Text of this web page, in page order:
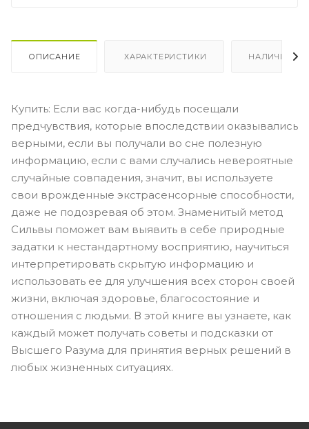
ОПИСАНИЕ ХАРАКТЕРИСТИКИ НАЛИЧИЕ
Купить: Если вас когда-нибудь посещали
предчувствия, которые впоследствии оказывались
верными, если вы получали во сне полезную
информацию, если с вами случались невероятные
случайные совпадения, значит, вы используете
свои врожденные экстрасенсорные способности,
даже не подозревая об этом. Знаменитый метод
Сильвы поможет вам выявить в себе природные
задатки к нестандартному восприятию, научиться
интерпретировать скрытую информацию и
использовать ее для улучшения всех сторон своей
жизни, включая здоровье, благосостояние и
отношения с людьми. В этой книге вы узнаете, как
каждый может получать советы и подсказки от
Высшего Разума для принятия верных решений в
любых жизненных ситуациях.